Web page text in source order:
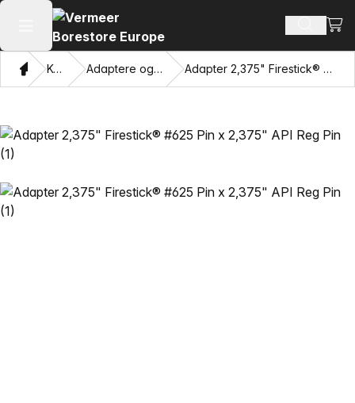
Åbn hovedmenuen SøgSe
HjemKatalog Adaptere og trækkende øjne Adapter 2,375" Firestick® #625 Pin x 2,375" API Reg Pin